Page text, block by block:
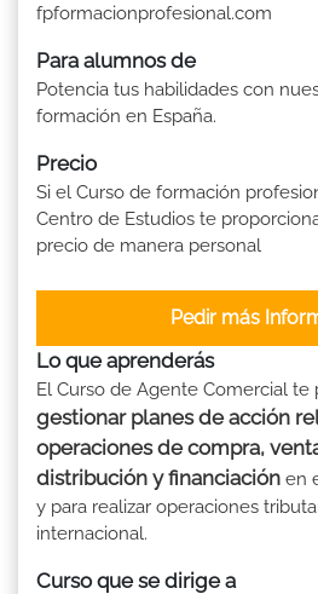
fpformacionprofesional.com
Para alumnos de
Potencia tus habilidades con
formación en España.
Precio
Si el Curso de formación
Centro de Estudios te
precio de manera personal
Pedir más
Lo que aprenderás
El Curso de Agente Comercial te
gestionar planes de acción
operaciones de compra,
distribución y financiación en
y para realizar operaciones
internacional.
Curso que se dirige a